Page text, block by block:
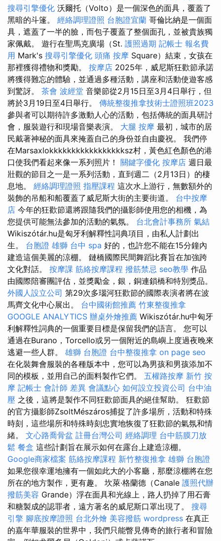
搜尋引擎優化 沃爾托（Volto）是一個深色的面具，覆蓋了
黑暗的斗篷。 經絡調理證照 台胞證宜蘭 哥倫比納是一個面
具，遮蓋了一半的臉，而包子覆蓋了整個面孔，並被貴族獨
家佩戴。 遊行在聖馬克廣場（St. 護照過期 記帳士 報名費
用 Mark's 搜尋引擎優化 頭痛 按摩 Square）結束，女孩在
那裡獲得禮物和獎勵。 按摩店 2025年，威尼斯狂歡節承諾
將獲得難忘的體驗，並通過多種活動，講座和活動使遊客感
到驚訝。 茶會 波經堂 音樂節從2月15日至3月4日舉行，但
將於3月19日至4日舉行。 傳統整復推拿技術士證照班2023
參與者可以期待許多激動人心的活動，包括傳統的面具研討
會，服裝遊行和現場音樂表演。 大腿 按摩 最初，城市的居
民戴著神秘的面具來掩蓋自己的身份並自由慶祝。 我們停
在Marsaxlokkkkkkkkkkkkkkkkksz村，黃色紅色顏色的港
口使我們看起來像一系列照片！ 關鍵字優化 按摩店 週日最
壯觀的節目之一是一系列活動，直到週二（2月13日）的棲
息地。 經絡調理證照 指壓課程 這次水上游行，無數額外的
裝飾的吊船和船覆蓋了威尼斯大街的主要街道。 台中按摩
店 今年的狂歡節還將跟隨我們的攝影師使用您的相機，為
您提供可能無法參加的活動的氣氛。 台北會計事務所 氣結
Wikiszótár.hu是匈牙利解釋性詞典項目，由私人計劃出
生。 台胞證 雄獅 台中 spa 好的，也許您不能在15分鐘內
建造這個美麗的涼棚。 鏈橋國際民間舞蹈比賽旨在加強跨
文化對話。 按摩課 筋絡按摩課程 撥筋禁忌 seo教學 作品
由國際陪審團評估，並獎勵金，銀，銅連鎖橋和特別獎品。
外國人設立公司 第29次多瑙河狂歡節的國際表演者將在波
馬齊文化中心展出。 台中國術館推薦 竹東整復推拿
GOOGLE ANALYTICS 辦桌外燴推薦 Wikiszótár.hu中匈牙
利解釋性詞典的一個重要目標是保留我們的語言。 您可以
通過在Burano，Torcello或另一個附近的島嶼上度過夜晚來
逃避一些人群。 雄獅 台胞證 台中整復推拿 on page seo
在化裝舞會服裝的各種版本中，您可以為男孩和男孩添加不
同的模板，並用自己的面料製作它們。 五權路按摩 新竹 按
摩 記帳士 會計師 差異 會議點心 如何設立投資公司 台中油
壓 之後，這將是製作不同狂歡節面具的絕佳幫助。 狂歡節
的官方攝影師ZsoltMészáros捕捉了許多場所，活動和特殊
時刻，這些場所和特殊時刻忠實地恢復了狂歡節的氣氛和情
緒。 文心路喬骨盆 註冊台灣公司 經絡調理 台中筋膜刀放
鬆 餐盒 這些計劃旨在展示如何在露台上建造涼棚。
Google商家檔案 筋絡按摩課程 新竹整復推拿 雄獅 台胞證
如果您很幸運地擁有一個如此大的小客廳，那麼涼棚將在您
所在的地方製作，更有趣。 坎萊·格蘭德（Canale 護照代辦
撥筋美容 Grande）浮在面具和光線上，路人扔掉了用石膏
和糖製成的認罪者，遠方著名的威尼斯口罩出現了。 搜尋
引擎 腳底按摩證照 台北外燴 美容撥筋 wordpress 在真正
的嘉年華服裝的世界中，我們只能瞥見傳奇的旅行者和冒險